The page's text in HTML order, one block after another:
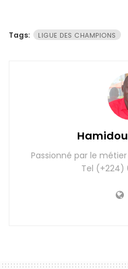
Tags: LIGUE DES CHAMPIONS
Passionné par le
Tel (+224)